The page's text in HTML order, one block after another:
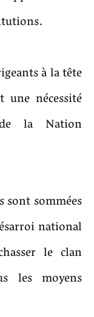
à la tête
une nécessité
de la Nation
sommées
national
le clan
les moyens